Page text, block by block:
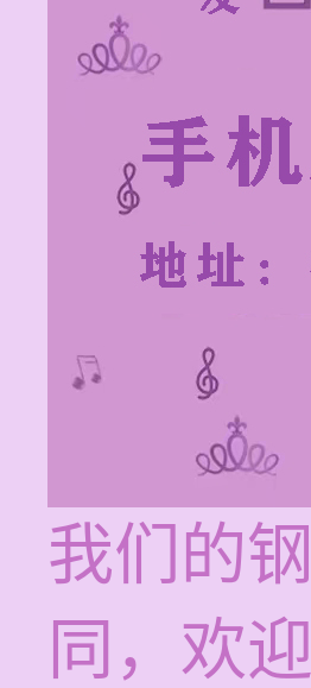
我们的
同，欢